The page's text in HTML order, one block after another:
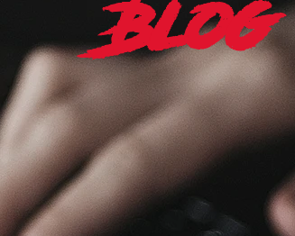
Blog